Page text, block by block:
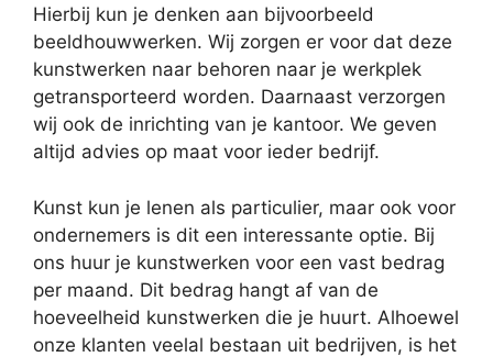
Hierbij kun je denken aan bijvoorbeeld
beeldhouwwerken. Wij zorgen er voor dat deze
kunstwerken naar behoren naar je werkplek
getransporteerd worden. Daarnaast verzorgen
wij ook de inrichting van je kantoor. We geven
altijd advies op maat voor ieder bedrijf.
Kunst kun je lenen als particulier, maar ook voor
ondernemers is dit een interessante optie. Bij
ons huur je kunstwerken voor een vast bedrag
per maand. Dit bedrag hangt af van de
hoeveelheid kunstwerken die je huurt. Alhoewel
onze klanten veelal bestaan uit bedrijven, is het